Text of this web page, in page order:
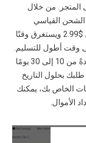
المتجر. من خلال
القياسي
والشحن إلى المتجر. عادةً ما يكلف الأول $2.99 ويستغرق وقتًا
$0.99 ويحتاج إلى وقت أطول للتسليم.
على أي حال، تستغرق أوقات الشحن عادةً من 10 إلى 30 يومًا
طلبك بحلول التاريخ
الخاص بك، يمكنك